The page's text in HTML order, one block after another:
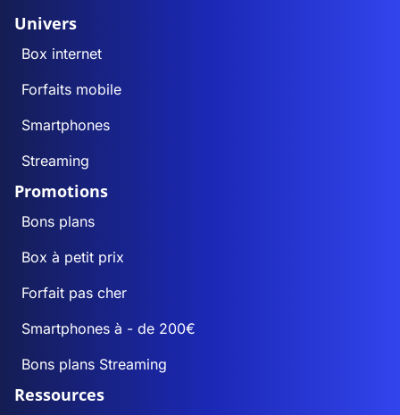
Univers
Box internet
Forfaits mobile
Smartphones
Streaming
Promotions
Bons plans
Box à petit prix
Forfait pas cher
Smartphones à - de 200€
Bons plans Streaming
Ressources